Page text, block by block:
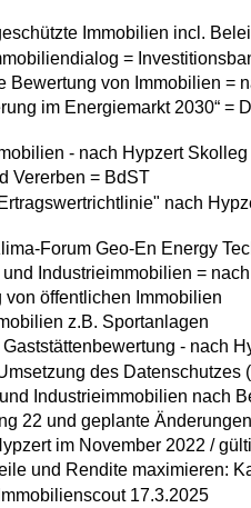
Immobilien incl.
=
Bewertung von Immobilien =
im Energiemarkt 2030“ =
- nach Hypzert Skolleg
Vererben = BdST
nach
Forum Geo-En Energy
Industrieimmobilien =
von öffentlichen Immobilien
z.B. Sportanlagen
- nach
des Datenschutzes
Industrieimmobilien nach
22 und geplante
im November 2022 /
und Rendite maximieren:
17.3.2025